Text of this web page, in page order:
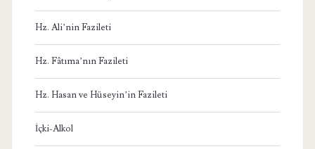
Hz. Ali’nin Fazileti
Hz. Fâtıma’nın Fazileti
Hz. Hasan ve Hüseyin’in Fazileti
İçki-Alkol